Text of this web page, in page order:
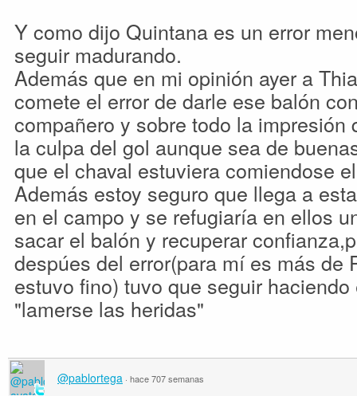
Y como dijo Quintana es un error
seguir madurando.
Además que en mi opinión ayer a
comete el error de darle ese balón
compañero y sobre todo la impresión
la culpa del gol aunque sea de
que el chaval estuviera comiendose
Además estoy seguro que llega a
en el campo y se refugiaría en ellos
sacar el balón y recuperar
despúes del error(para mí es más de
estuvo fino) tuvo que seguir
"lamerse las heridas"
@pablortega · hace 707 semanas